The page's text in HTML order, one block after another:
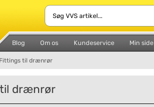
Blog Om os Kundeservice Min side
Fittings til drænrør
drænrør